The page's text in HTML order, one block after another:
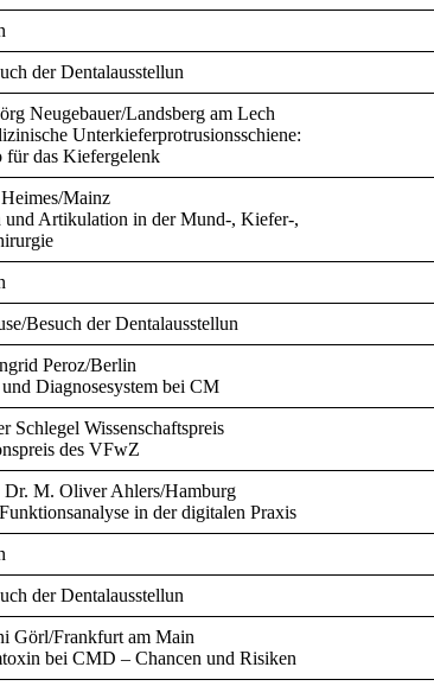
der Dentalausstellun
Neugebauer/Landsberg am Lech
Unterkieferprotrusionsschiene:
für das Kiefergelenk
Mainz
und Artikulation in der Mund-, Kiefer-,
Besuch der Dentalausstellun
Peroz/Berlin
Diagnosesystem bei CM
Schlegel Wissenschaftspreis
des VFwZ
Dr. M. Oliver Ahlers/Hamburg
in der digitalen Praxis
der Dentalausstellun
Görl/Frankfurt am Main
bei CMD – Chancen und Risiken